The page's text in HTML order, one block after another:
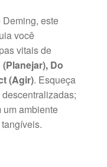
este
você
vitais de
(Planejar), Do
(Agir). Esqueça
ambiente